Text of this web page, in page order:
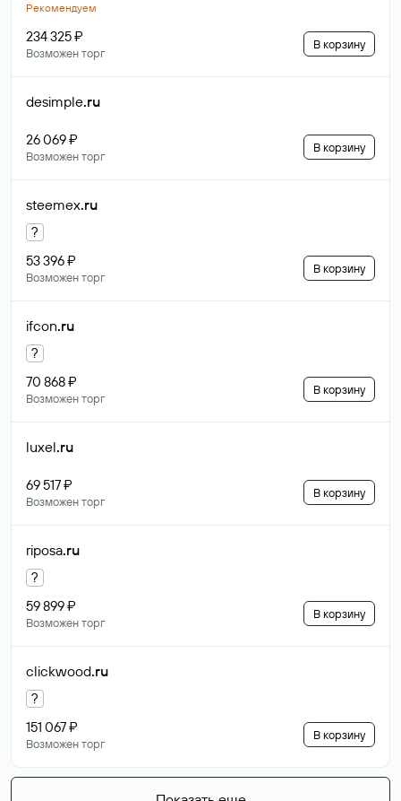
Рекомендуем
234 325 ₽
Возможен торг
В корзину
desimple.ru
26 069 ₽
Возможен торг
В корзину
steemex.ru
?
53 396 ₽
Возможен торг
В корзину
ifcon.ru
?
70 868 ₽
Возможен торг
В корзину
luxel.ru
69 517 ₽
Возможен торг
В корзину
riposa.ru
?
59 899 ₽
Возможен торг
В корзину
clickwood.ru
?
151 067 ₽
Возможен торг
В корзину